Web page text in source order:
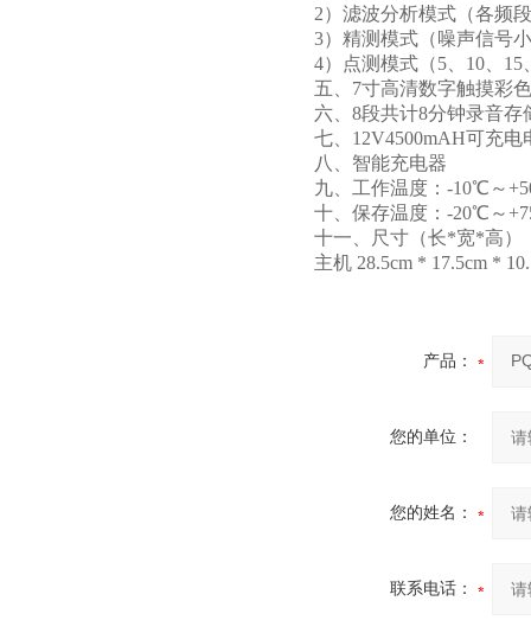
2）滤波分析模式（各频
3）精测模式（噪声信号
4）点测模式（5、10、
五、7寸高清数字触摸彩
六、8段共计8分钟录音
七、12V4500mAH可充电
八、智能充电器
九、工作温度：-10℃～
十、保存温度：-20℃～
十一、尺寸（长*宽*高）
主机 28.5cm * 17.5cm *
产品：
您的单位：
您的姓名：
联系电话：